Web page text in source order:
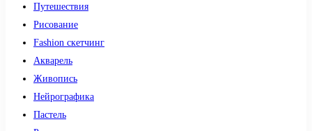
Путешествия
Рисование
Fashion скетчинг
Акварель
Живопись
Нейрографика
Пастель